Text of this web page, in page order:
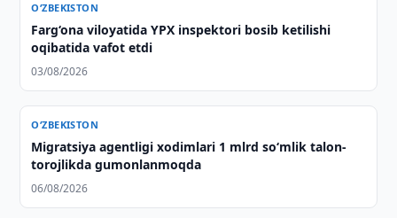
O‘ZBEKISTON
Farg‘ona viloyatida YPX inspektori bosib ketilishi
oqibatida vafot etdi
03/08/2026
O‘ZBEKISTON
Migratsiya agentligi xodimlari 1 mlrd so‘mlik talon-
torojlikda gumonlanmoqda
06/08/2026